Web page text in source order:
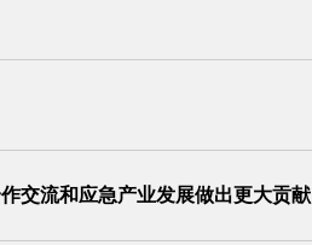
交流和应急产业发展做出更大贡献